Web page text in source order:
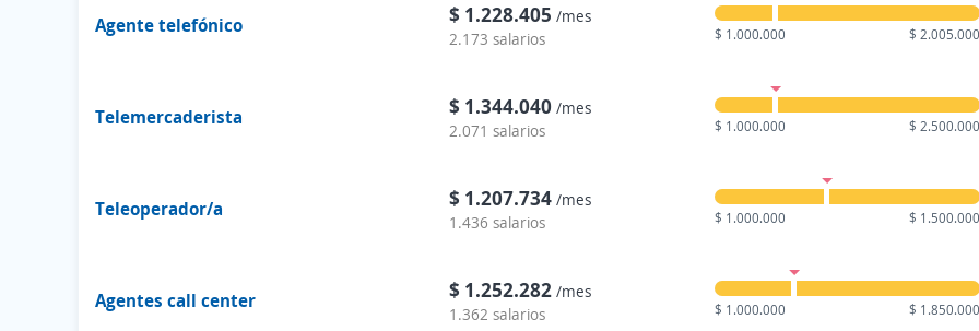
Agente telefónico $ 1.228.405 /mes
2.173 salarios
$ 1.000.000 $ 2.005.000
Telemercaderista $ 1.344.040 /mes
2.071 salarios
$ 1.000.000 $ 2.500.000
Teleoperador/a $ 1.207.734 /mes
1.436 salarios
$ 1.000.000 $ 1.500.000
Agentes call center $ 1.252.282 /mes
1.362 salarios
$ 1.000.000 $ 1.850.000